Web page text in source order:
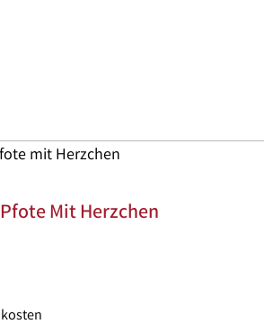
Mit Herzchen